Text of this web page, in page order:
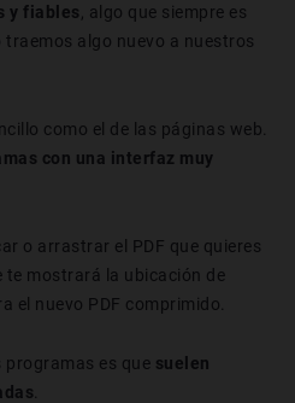
y fiables , algo que siempre es
algo nuevo a nuestros
como el de las páginas web.
con una interfaz muy
o arrastrar el PDF que quieres
te mostrará la ubicación de
el nuevo PDF comprimido.
programas es que suelen